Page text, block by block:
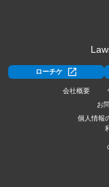
ローチケ
会社概要
お
個人情報